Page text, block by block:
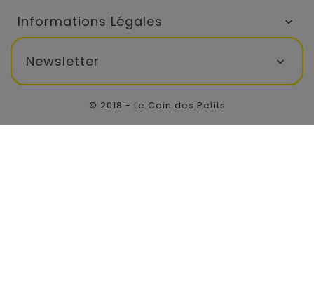
Informations Légales 
Newsletter 
© 2018 - Le Coin des Petits